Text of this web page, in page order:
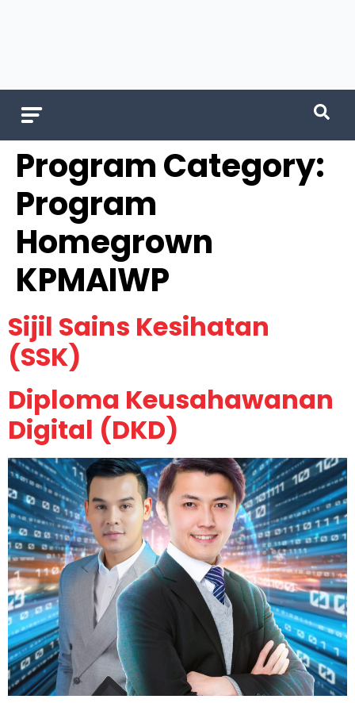
Program Category:
Program
Homegrown
KPMAIWP
Sijil Sains Kesihatan
(SSK)
Diploma Keusahawanan
Digital (DKD)